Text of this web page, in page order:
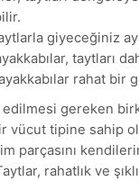
giyeceğiniz
taytları
rahat bir
gereken
vücut tipine sahip
parçasını
rahatlık ve